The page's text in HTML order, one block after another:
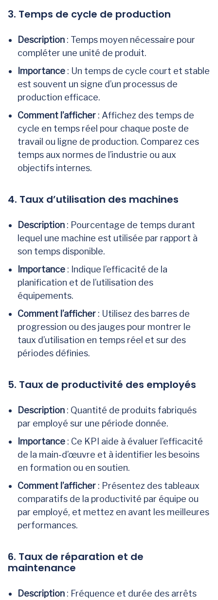
3. Temps de cycle de production
Description : Temps moyen nécessaire pour
compléter une unité de produit.
Importance : Un temps de cycle court et stable
est souvent un signe d’un processus de
production efficace.
Comment l’afficher : Affichez des temps de
cycle en temps réel pour chaque poste de
travail ou ligne de production. Comparez ces
temps aux normes de l’industrie ou aux
objectifs internes.
4. Taux d’utilisation des machines
Description : Pourcentage de temps durant
lequel une machine est utilisée par rapport à
son temps disponible.
Importance : Indique l’efficacité de la
planification et de l’utilisation des
équipements.
Comment l’afficher : Utilisez des barres de
progression ou des jauges pour montrer le
taux d’utilisation en temps réel et sur des
périodes définies.
5. Taux de productivité des employés
Description : Quantité de produits fabriqués
par employé sur une période donnée.
Importance : Ce KPI aide à évaluer l’efficacité
de la main-d’œuvre et à identifier les besoins
en formation ou en soutien.
Comment l’afficher : Présentez des tableaux
comparatifs de la productivité par équipe ou
par employé, et mettez en avant les meilleures
performances.
6. Taux de réparation et de
maintenance
Description : Fréquence et durée des arrêts